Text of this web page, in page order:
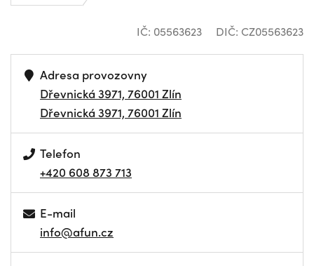
IČ: 05563623 DIČ: CZ05563623
Adresa provozovny
Dřevnická 3971, 76001 Zlín
Dřevnická 3971, 76001 Zlín
Telefon
+420 608 873 713
E-mail
info@afun.cz